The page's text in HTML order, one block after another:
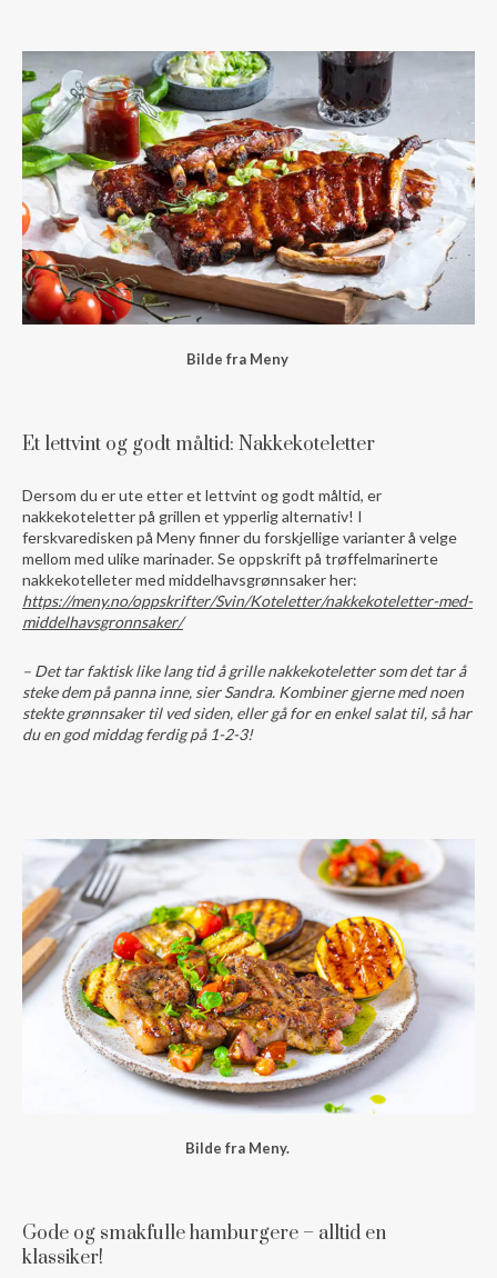
Bilde fra Meny
Et lettvint og godt måltid: Nakkekoteletter
Dersom du er ute etter et lettvint og godt måltid, er
nakkekoteletter på grillen et ypperlig alternativ! I
ferskvaredisken på Meny finner du forskjellige varianter å velge
mellom med ulike marinader.Se oppskrift på trøffelmarinerte
nakkekotelleter med middelhavsgrønnsaker her:
https://meny.no/oppskrifter/Svin/Koteletter/nakkekoteletter-med-
middelhavsgronnsaker/
– Det tar faktisk like lang tid å grille nakkekoteletter som det tar å
steke dem på panna inne, sier Sandra. Kombiner gjerne med noen
stekte grønnsaker til ved siden, eller gå for en enkel salat til, så har
du en god middag ferdig på 1-2-3!
Bilde fra Meny.
Gode og smakfulle hamburgere – alltid en
klassiker!